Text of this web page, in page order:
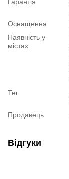
Гарантія
Оснащення
Наявність у
містах
Тег
Продавець
Відгуки